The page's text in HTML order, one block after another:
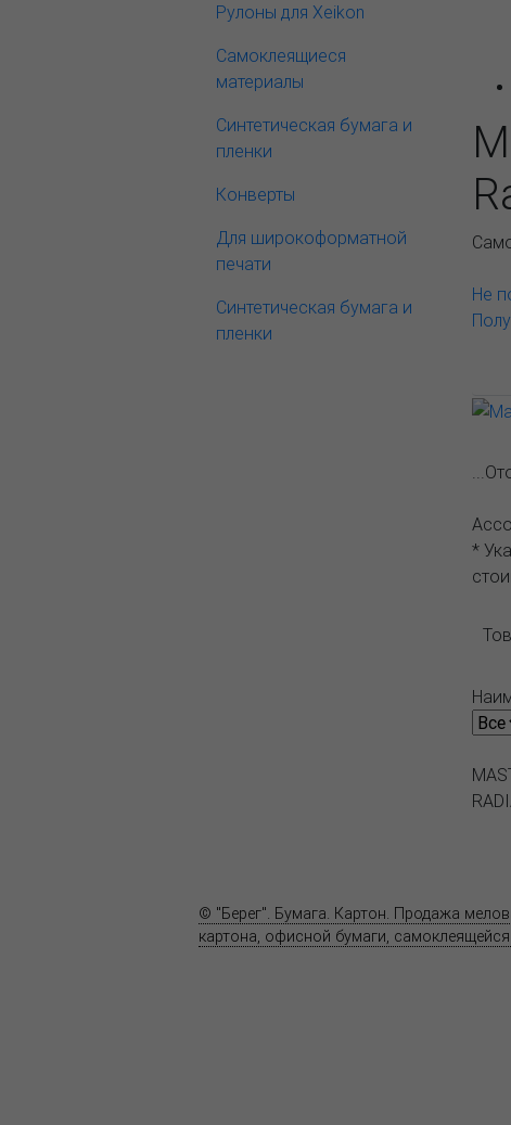
Рулоны для Xeikon
Самоклеящиеся
материалы
Синтетическая бумага и
пленки
Конверты
Для широкоформатной
печати
Синтетическая бумага и
пленки
Не
*
© "Берег". Бумага. Картон. Продажа
картона, офисной бумаги,